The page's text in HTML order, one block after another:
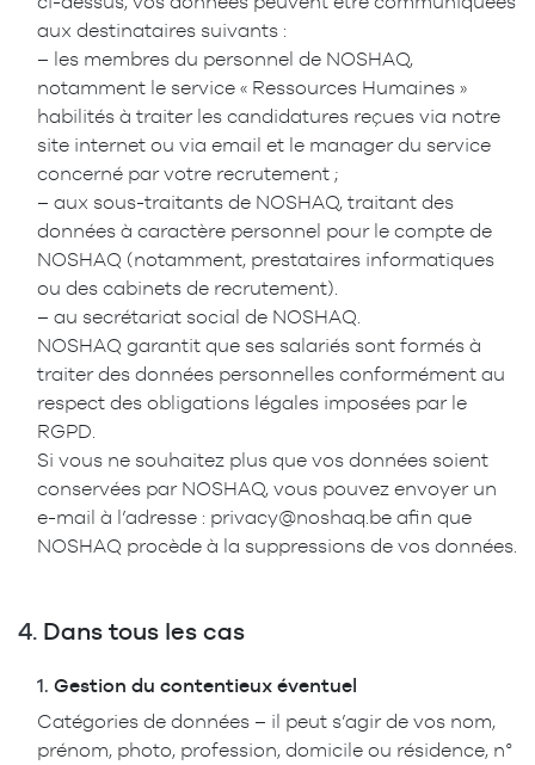
aux destinataires suivants :
– les membres du personnel de NOSHAQ,
notamment le service « Ressources Humaines »
habilités à traiter les candidatures reçues via notre
site internet ou via email et le manager du service
concerné par votre recrutement ;
– aux sous-traitants de NOSHAQ, traitant des
données à caractère personnel pour le compte de
NOSHAQ (notamment, prestataires informatiques
ou des cabinets de recrutement).
– au secrétariat social de NOSHAQ.
NOSHAQ garantit que ses salariés sont formés à
traiter des données personnelles conformément au
respect des obligations légales imposées par le
RGPD.
Si vous ne souhaitez plus que vos données soient
conservées par NOSHAQ, vous pouvez envoyer un
e-mail à l’adresse : privacy@noshaq.be afin que
NOSHAQ procède à la suppressions de vos données.
4. Dans tous les cas
1. Gestion du contentieux éventuel
Catégories de données – il peut s’agir de vos nom,
prénom, photo, profession, domicile ou résidence, n°